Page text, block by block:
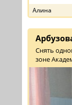
Алина
Снять
зоне